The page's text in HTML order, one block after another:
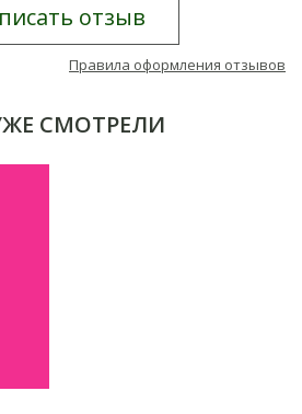
отзыв
Правила оформления отзывов
СМОТРЕЛИ